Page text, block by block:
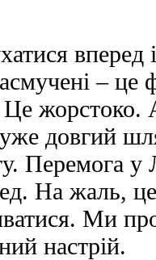
вперед
– це
Це
довгий
Перемога у
На жаль,
Ми
настрій.